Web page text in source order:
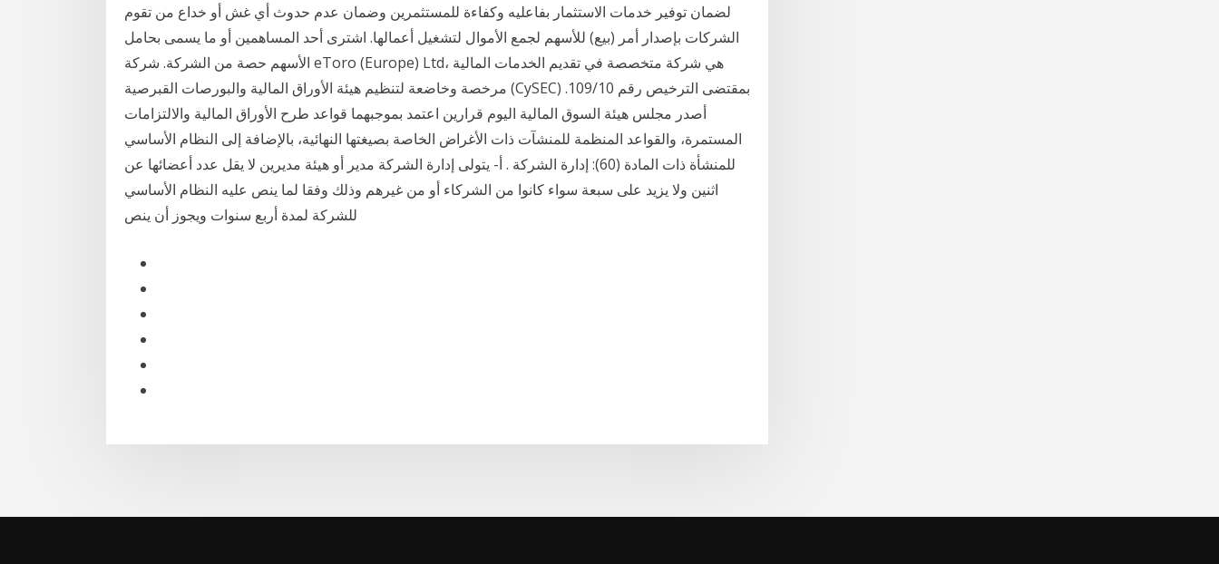
لضمان توفير خدمات الاستثمار بفاعليه وكفاءة للمستثمرين وضمان عدم حدوث أي غش أو خداع من تقوم
الشركات بإصدار أمر (بيع) للأسهم لجمع الأموال لتشغيل أعمالها. اشترى أحد المساهمين أو ما يسمى بحامل
الأسهم حصة من الشركة. شركة eToro (Europe) Ltd، هي شركة متخصصة في تقديم الخدمات المالية
مرخصة وخاضعة لتنظيم هيئة الأوراق المالية والبورصات القبرصية (CySEC) بمقتضى الترخيص رقم 109/10.
أصدر مجلس هيئة السوق المالية اليوم قرارين اعتمد بموجبهما قواعد طرح الأوراق المالية والالتزامات
المستمرة، والقواعد المنظمة للمنشآت ذات الأغراض الخاصة بصيغتها النهائية، بالإضافة إلى النظام الأساسي
للمنشأة ذات المادة (60): إدارة الشركة . أ- يتولى إدارة الشركة مدير أو هيئة مديرين لا يقل عدد أعضائها عن
اثنين ولا يزيد على سبعة سواء كانوا من الشركاء أو من غيرهم وذلك وفقا لما ينص عليه النظام الأساسي
للشركة لمدة أربع سنوات ويجوز أن ينص